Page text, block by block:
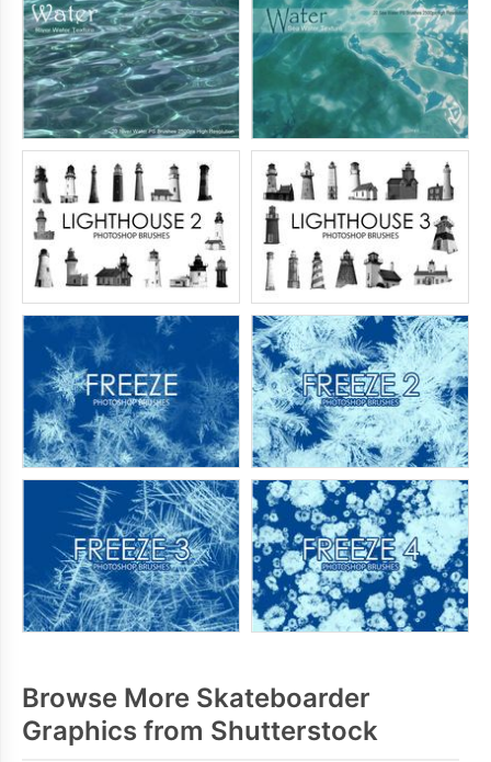
Browse More Skateboarder
Graphics from Shutterstock